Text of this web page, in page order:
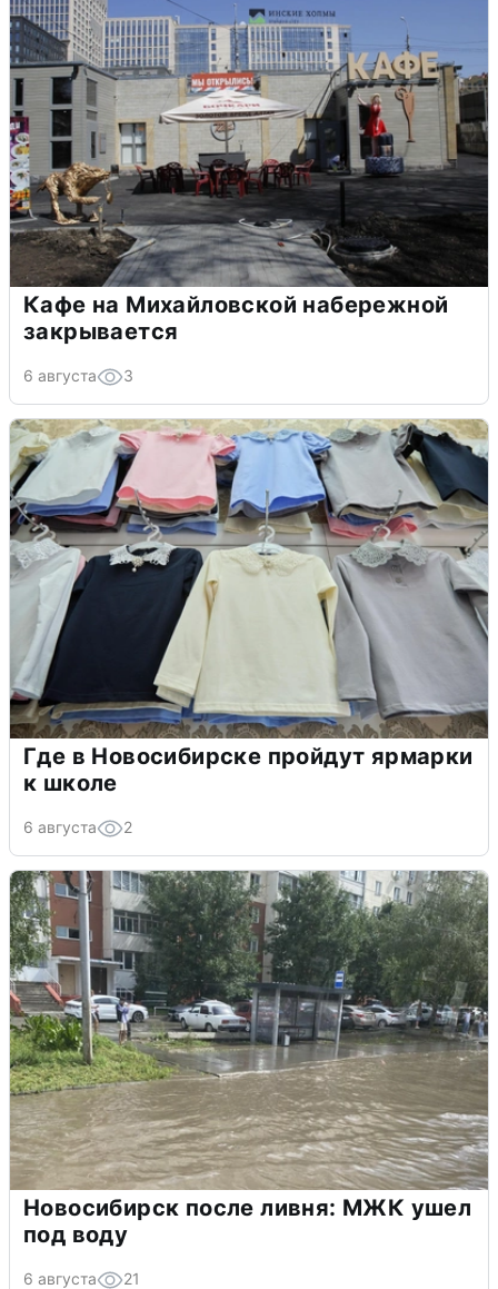
Кафе на Михайловской набережной
закрывается
6 августа 3
Где в Новосибирске пройдут ярмарки
к школе
6 августа 2
Новосибирск после ливня: МЖК ушел
под воду
6 августа 21